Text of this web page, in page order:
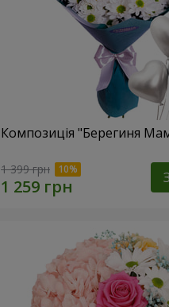
Композиція "Берегиня
1 399 грн